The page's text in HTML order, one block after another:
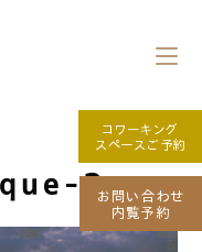
3
コワーキング
スペースご予約
お問い合わせ
内覧予約